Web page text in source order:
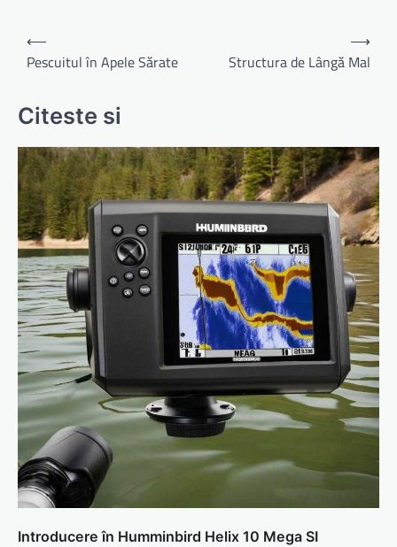
Navigare
în
⟵
Pescuitul în Apele Sărate
Structura de Lângă Mal
⟶
Citeste si
Introducere în Humminbird Helix 10 Mega SI